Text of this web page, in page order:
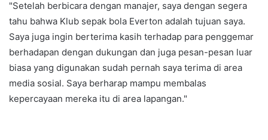
"Setelah berbicara dengan manajer, saya dengan segera
tahu bahwa Klub sepak bola Everton adalah tujuan saya.
Saya juga ingin berterima kasih terhadap para penggemar
berhadapan dengan dukungan dan juga pesan-pesan luar
biasa yang digunakan sudah pernah saya terima di area
media sosial. Saya berharap mampu membalas
kepercayaan mereka itu di area lapangan."